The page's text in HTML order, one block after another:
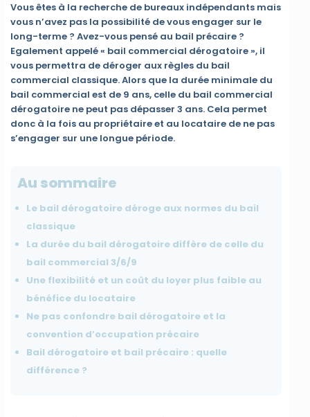
Vous êtes à la recherche de bureaux indépendants mais
vous n’avez pas la possibilité de vous engager sur le
long-terme ? Avez-vous pensé au bail précaire ?
Egalement appelé « bail commercial dérogatoire », il
vous permettra de déroger aux règles du bail
commercial classique. Alors que la durée minimale du
bail commercial est de 9 ans, celle du bail commercial
dérogatoire ne peut pas dépasser 3 ans. Cela permet
donc à la fois au propriétaire et au locataire de ne pas
s’engager sur une longue période.
Au sommaire
Le bail dérogatoire déroge aux normes du bail
classique
La durée du bail dérogatoire diffère de celle du
bail commercial 3/6/9
Une flexibilité et un coût du loyer plus faible au
bénéfice du locataire
Ne pas confondre bail dérogatoire et la
convention d’occupation précaire
Bail dérogatoire et bail précaire : quelle
différence ?